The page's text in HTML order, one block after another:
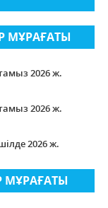
МҰРАҒАТЫ
2026 ж.
2026 ж.
2026 ж.